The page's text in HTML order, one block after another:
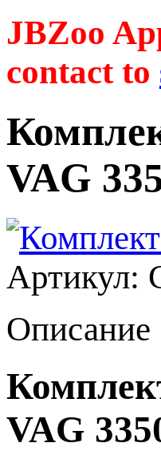
JBZoo
contact to
VAG
Артикул:
Описание
VAG